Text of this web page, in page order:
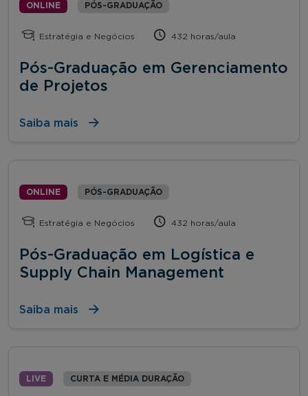
ONLINE PÓS-GRADUAÇÃO
Estratégia e Negócios 432 horas/aula
Pós-Graduação em Gerenciamento
de Projetos
Saiba mais
ONLINE PÓS-GRADUAÇÃO
Estratégia e Negócios 432 horas/aula
Pós-Graduação em Logística e
Supply Chain Management
Saiba mais
LIVE CURTA E MÉDIA DURAÇÃO